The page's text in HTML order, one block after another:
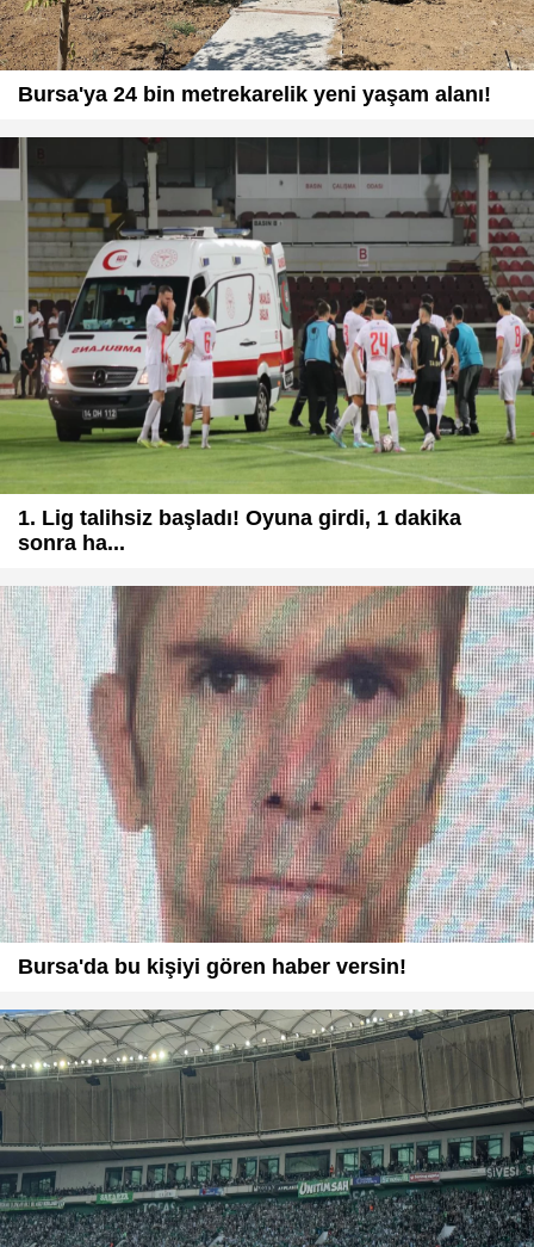
Bursa'ya 24 bin metrekarelik yeni yaşam alanı!
1. Lig talihsiz başladı! Oyuna girdi, 1 dakika
sonra ha...
Bursa'da bu kişiyi gören haber versin!